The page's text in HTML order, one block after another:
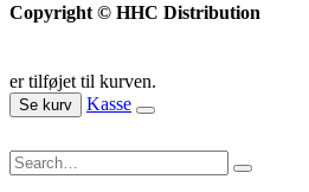
Copyright © HHC Distribution
er tilføjet til kurven.
Se kurv Kasse